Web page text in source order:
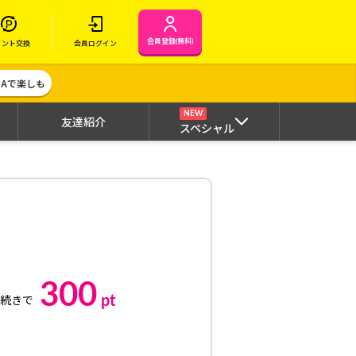
ント交換 会員ログイン 会員登録(無料)
で楽しも
友達紹介
NEW
スペシャル
きで 300 pt